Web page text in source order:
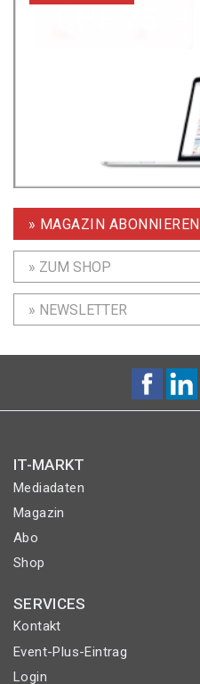
» MAGAZIN ABONNIEREN
» ZUM SHOP
» NEWSLETTER
IT-MARKT
Mediadaten
Magazin
Abo
Shop
SERVICES
Kontakt
Event-Plus-Eintrag
Login